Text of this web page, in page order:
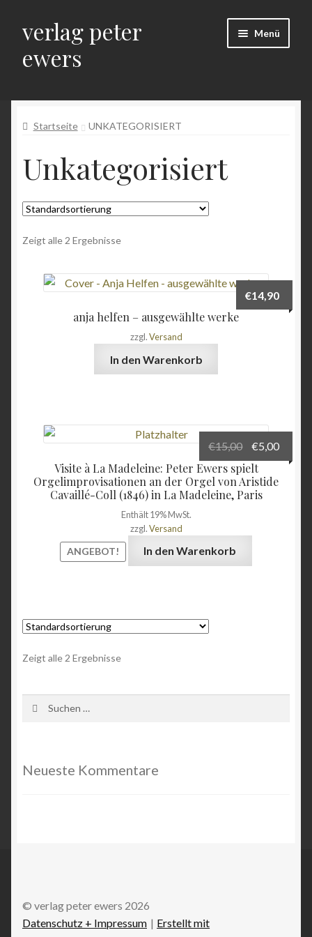
Zur
Navigation
springen
Zum
Inhalt
springen
verlag peter
ewers
Menü
Allgemeine Geschäftsbedingungen
Auf Reisen – Bilder, Beiträge und Beobachtungen einer
Orgellandschaft
Bestellung bestätigen & absenden
Datenschutz + Impressum
Mein Konto
Münster, Apostelkirche
Münster, Ev. Erlöserkirche
Oerlinghausen, Ev. Alexanderkirche
Orgelsachverständiger
Shop
Versand & Lieferung
Widerruf
Startseite UNKATEGORISIERT
Unkategorisiert
Zeigt alle 2 Ergebnisse
anja helfen – ausgewählte werke
€14,90
zzgl.Versand
In den Warenkorb
Visite à La Madeleine: Peter Ewers spielt
Orgelimprovisationen an der Orgel von Aristide
Cavaillé-Coll (1846) in La Madeleine, Paris
€15,00
Preis
war:
€15,00
€5,00
Preis
Enthält 19% MwSt.
zzgl.Versand
ANGEBOT! In den Warenkorb
Zeigt alle 2 Ergebnisse
Neueste Kommentare
© verlag peter ewers 2026
Datenschutz + Impressum
Erstellt mit